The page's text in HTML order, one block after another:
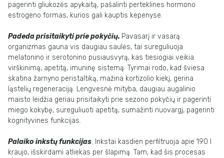
pagerinti gliukozės apykaitą, pašalinti perteklines hormono
estrogeno formas, kurios gali kauptis kepenyse.
Padeda prisitaikyti prie pokyčių. Pavasarį ir vasarą
organizmas gauna vis daugiau saulės, tai sureguliuoja
melatonino ir serotonino pusiausvyrą, kas tiesiogiai veikia
virškinimą, apetitą, imuninę sistemą. Tyrimai rodo, kad šviesa
skatina žarnyno peristaltiką, mažina kortizolio kiekį, gerina
ląstelių regeneraciją. Lengvesnė mityba, daugiau augalinio
maisto leidžia geriau prisitaikyti prie sezono pokyčių ir pagerinti
miego kokybę, sureguliuoti apetitą, sumažinti nuovargį, pagerinti
kognityvines funkcijas.
Palaiko inkstų funkcijas. Inkstai kasdien perfiltruoja apie 190 l
kraujo, išskirdami atliekas per šlapimą. Tam, kad šis procesas